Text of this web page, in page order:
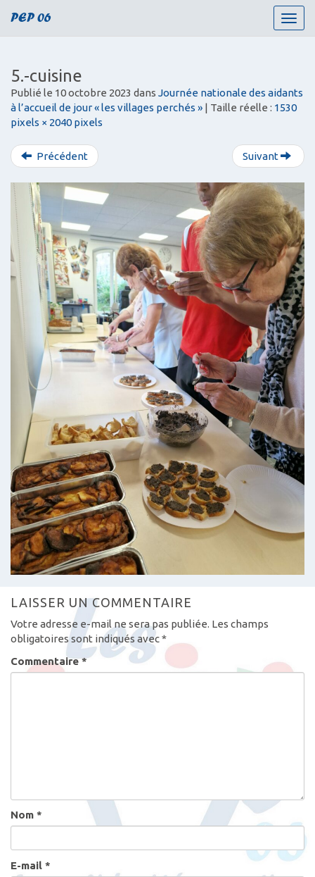
T
o
e
n
i
g
a
i
o
n
PEP 06
5.-cuisine
Publié le 10 octobre 2023 dans Journée nationale des aidants
à l’accueil de jour « les villages perchés » | Taille réelle : 1530
pixels × 2040 pixels
Précédent Suivant
LAISSER UN COMMENTAIRE
Votre adresse e-mail ne sera pas publiée. Les champs
obligatoires sont indiqués avec*
Commentaire*
Nom *
E-mail *